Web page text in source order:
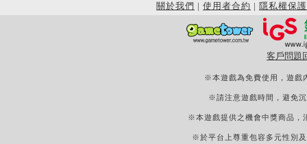
關於我們 | 使用者合約 | 隱私權保護
客戶問題
※本遊戲為免費使用，遊戲
※請注意遊戲時間，避免
※本遊戲提供之機會中獎商品，
※於平台上尊重包容多元性別